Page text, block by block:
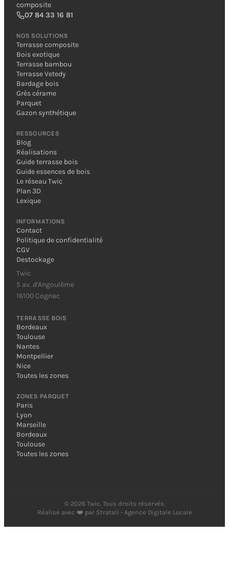
composite
07 84 33 16 81
NOS SOLUTIONS
Terrasse composite
Bois exotique
Terrasse bambou
Terrasse Vetedy
Bardage bois
Grès cérame
Parquet
Gazon synthétique
RESSOURCES
Blog
Réalisations
Guide terrasse bois
Guide essences de bois
Le réseau Twic
Plan 3D
Lexique
INFORMATIONS
Contact
Politique de confidentialité
CGV
Destockage
Twic
5 av. d'Angoulême
16100 Cognac
TERRASSE BOIS
Bordeaux
Toulouse
Nantes
Montpellier
Nice
Toutes les zones
ZONES PARQUET
Paris
Lyon
Marseille
Bordeaux
Toulouse
Toutes les zones
© 2026Twic. Tous droits réservés.
Réalisé avec ❤️ par Stratall - Agence Digitale Locale